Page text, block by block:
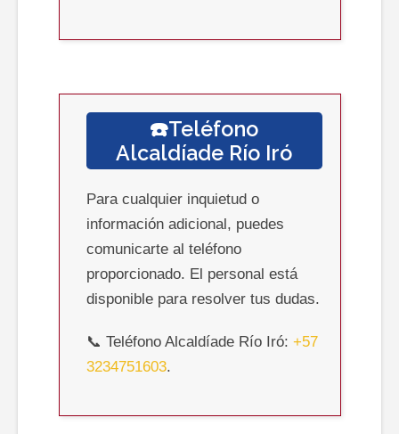
☎️Teléfono
Alcaldíade Río Iró
Para cualquier inquietud o
información adicional, puedes
comunicarte al teléfono
proporcionado. El personal está
disponible para resolver tus dudas.
📞 Teléfono Alcaldíade Río Iró: +57
3234751603.